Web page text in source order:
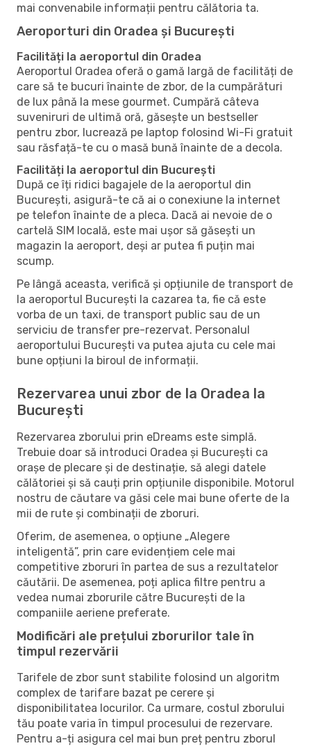
mai convenabile informații pentru călătoria ta.
Aeroporturi din Oradea și București
Facilități la aeroportul din Oradea
Aeroportul Oradea oferă o gamă largă de facilități de
care să te bucuri înainte de zbor, de la cumpărături
de lux până la mese gourmet. Cumpără câteva
suveniruri de ultimă oră, găsește un bestseller
pentru zbor, lucrează pe laptop folosind Wi-Fi gratuit
sau răsfață-te cu o masă bună înainte de a decola.
Facilități la aeroportul din București
După ce îți ridici bagajele de la aeroportul din
București, asigură-te că ai o conexiune la internet
pe telefon înainte de a pleca. Dacă ai nevoie de o
cartelă SIM locală, este mai ușor să găsești un
magazin la aeroport, deși ar putea fi puțin mai
scump.
Pe lângă aceasta, verifică și opțiunile de transport de
la aeroportul București la cazarea ta, fie că este
vorba de un taxi, de transport public sau de un
serviciu de transfer pre-rezervat. Personalul
aeroportului București va putea ajuta cu cele mai
bune opțiuni la biroul de informații.
Rezervarea unui zbor de la Oradea la
București
Rezervarea zborului prin eDreams este simplă.
Trebuie doar să introduci Oradea și București ca
orașe de plecare și de destinație, să alegi datele
călătoriei și să cauți prin opțiunile disponibile. Motorul
nostru de căutare va găsi cele mai bune oferte de la
mii de rute și combinații de zboruri.
Oferim, de asemenea, o opțiune „Alegere
inteligentă”, prin care evidențiem cele mai
competitive zboruri în partea de sus a rezultatelor
căutării. De asemenea, poți aplica filtre pentru a
vedea numai zborurile către București de la
companiile aeriene preferate.
Modificări ale prețului zborurilor tale în
timpul rezervării
Tarifele de zbor sunt stabilite folosind un algoritm
complex de tarifare bazat pe cerere și
disponibilitatea locurilor. Ca urmare, costul zborului
tău poate varia în timpul procesului de rezervare.
Pentru a-ți asigura cel mai bun preț pentru zborul